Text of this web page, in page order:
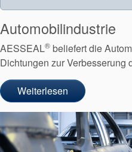
Automobilindustrie
AESSEAL® beliefert die
Dichtungen zur Verbesserung
Weiterlesen